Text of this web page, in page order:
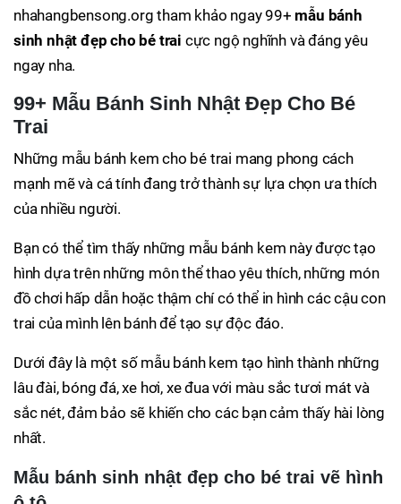
nhahangbensong.org tham khảo ngay 99+ mẫu bánh
sinh nhật đẹp cho bé trai cực ngộ nghĩnh và đáng yêu
ngay nha.
99+ Mẫu Bánh Sinh Nhật Đẹp Cho Bé
Trai
Những mẫu bánh kem cho bé trai mang phong cách
mạnh mẽ và cá tính đang trở thành sự lựa chọn ưa thích
của nhiều người.
Bạn có thể tìm thấy những mẫu bánh kem này được tạo
hình dựa trên những môn thể thao yêu thích, những món
đồ chơi hấp dẫn hoặc thậm chí có thể in hình các cậu con
trai của mình lên bánh để tạo sự độc đáo.
Dưới đây là một số mẫu bánh kem tạo hình thành những
lâu đài, bóng đá, xe hơi, xe đua với màu sắc tươi mát và
sắc nét, đảm bảo sẽ khiến cho các bạn cảm thấy hài lòng
nhất.
Mẫu bánh sinh nhật đẹp cho bé trai vẽ hình